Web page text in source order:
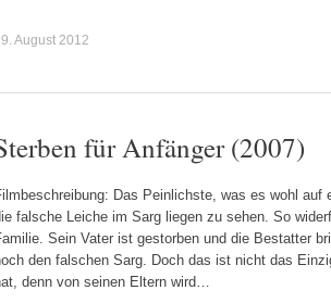
August 2012
für Anfänger (2007)
Das Peinlichste, was es wohl auf
falsche Leiche im Sarg liegen zu sehen. So
Sein Vater ist gestorben und die Bestatter
den falschen Sarg. Doch das ist nicht das
denn von seinen Eltern wird…